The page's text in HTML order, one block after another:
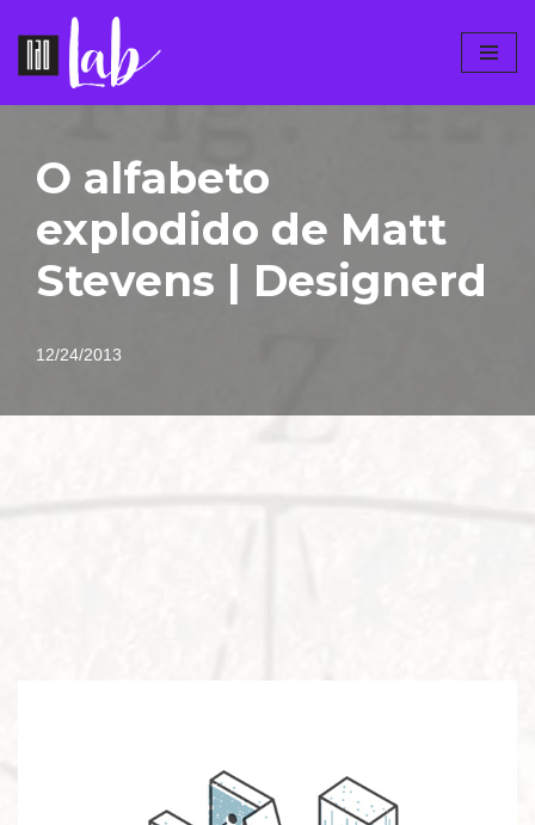
Pular
O alfabeto
explodido de Matt
Stevens | Designerd
12/24/2013